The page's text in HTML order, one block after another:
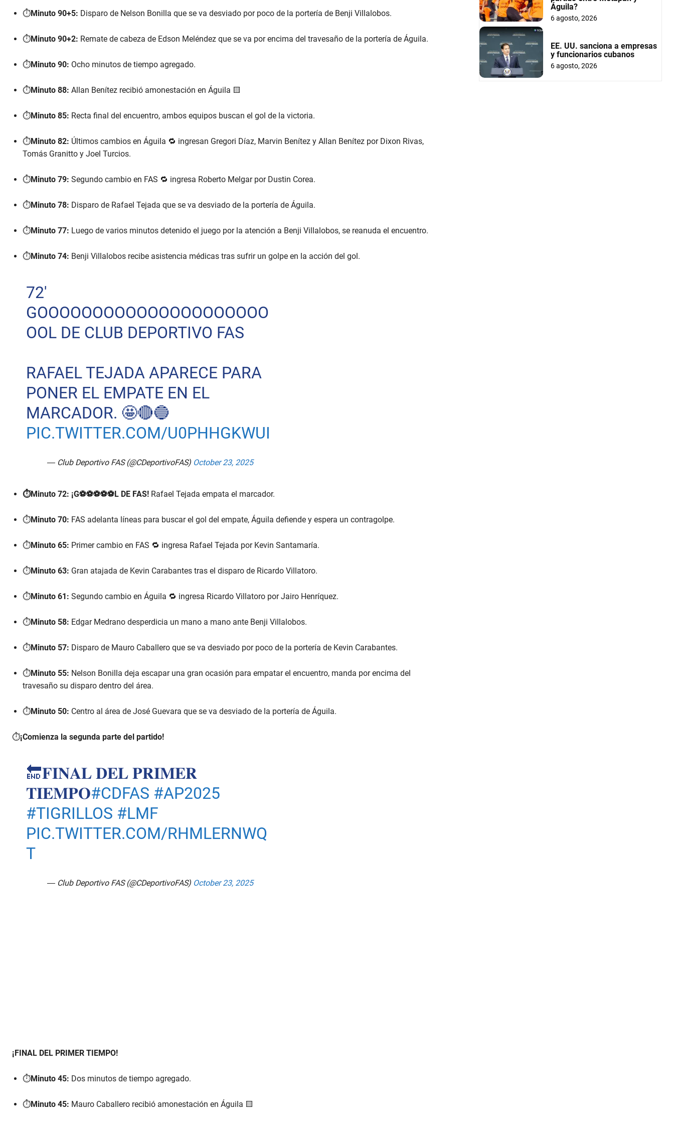
⏱️Minuto 90+5: Disparo de Nelson Bonilla que se va desviado por poco de la portería de Benji Villalobos.
⏱️Minuto 90+2: Remate de cabeza de Edson Meléndez que se va por encima del travesaño de la portería de Águila.
⏱️Minuto 90: Ocho minutos de tiempo agregado.
⏱️Minuto 88: Allan Benítez recibió amonestación en Águila 🟨
⏱️Minuto 85: Recta final del encuentro, ambos equipos buscan el gol de la victoria.
⏱️Minuto 82: Últimos cambios en Águila 🔁 ingresan Gregori Díaz, Marvin Benítez y Allan Benítez por Dixon Rivas,
Tomás Granitto y Joel Turcios.
⏱️Minuto 79: Segundo cambio en FAS 🔁 ingresa Roberto Melgar por Dustin Corea.
⏱️Minuto 78: Disparo de Rafael Tejada que se va desviado de la portería de Águila.
⏱️Minuto 77: Luego de varios minutos detenido el juego por la atención a Benji Villalobos, se reanuda el encuentro.
⏱️Minuto 74: Benji Villalobos recibe asistencia médicas tras sufrir un golpe en la acción del gol.
72'
GOOOOOOOOOOOOOOOOOOOOO
OOL DE CLUB DEPORTIVO FAS
RAFAEL TEJADA APARECE PARA
PONER EL EMPATE EN EL
MARCADOR. 🤩🔴🔵
PIC.TWITTER.COM/U0PHHGKWUI
— Club Deportivo FAS (@CDeportivoFAS) October 23, 2025
⏱️Minuto 72: ¡G⚽⚽⚽⚽⚽L DE FAS! Rafael Tejada empata el marcador.
⏱️Minuto 70: FAS adelanta líneas para buscar el gol del empate, Águila defiende y espera un contragolpe.
⏱️Minuto 65: Primer cambio en FAS 🔁 ingresa Rafael Tejada por Kevin Santamaría.
⏱️Minuto 63: Gran atajada de Kevin Carabantes tras el disparo de Ricardo Villatoro.
⏱️Minuto 61: Segundo cambio en Águila 🔁 ingresa Ricardo Villatoro por Jairo Henríquez.
⏱️Minuto 58: Edgar Medrano desperdicia un mano a mano ante Benji Villalobos.
⏱️Minuto 57: Disparo de Mauro Caballero que se va desviado por poco de la portería de Kevin Carabantes.
⏱️Minuto 55: Nelson Bonilla deja escapar una gran ocasión para empatar el encuentro, manda por encima del
travesaño su disparo dentro del área.
⏱️Minuto 50: Centro al área de José Guevara que se va desviado de la portería de Águila.
⏱️¡Comienza la segunda parte del partido!
🔚𝐅𝐈𝐍𝐀𝐋 𝐃𝐄𝐋 𝐏𝐑𝐈𝐌𝐄𝐑
𝐓𝐈𝐄𝐌𝐏𝐎#CDFAS #AP2025
#TIGRILLOS #LMF
PIC.TWITTER.COM/RHMLERNWQ
T
— Club Deportivo FAS (@CDeportivoFAS) October 23, 2025
¡FINAL DEL PRIMER TIEMPO!
⏱️Minuto 45: Dos minutos de tiempo agregado.
⏱️Minuto 45: Mauro Caballero recibió amonestación en Águila 🟨
Águila?
6 agosto, 2026
EE. UU. sanciona a empresas
y funcionarios cubanos
6 agosto, 2026